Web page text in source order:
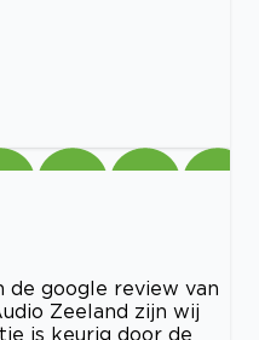
de google review van
Zeeland zijn wij
is keurig door de